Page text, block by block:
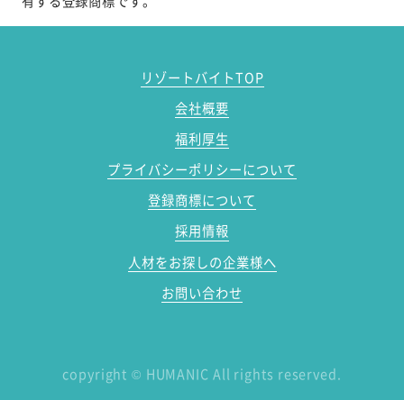
リゾートバイトTOP
会社概要
福利厚生
プライバシーポリシーについて
登録商標について
採用情報
人材をお探しの企業様へ
お問い合わせ
copyright © HUMANIC All rights reserved.